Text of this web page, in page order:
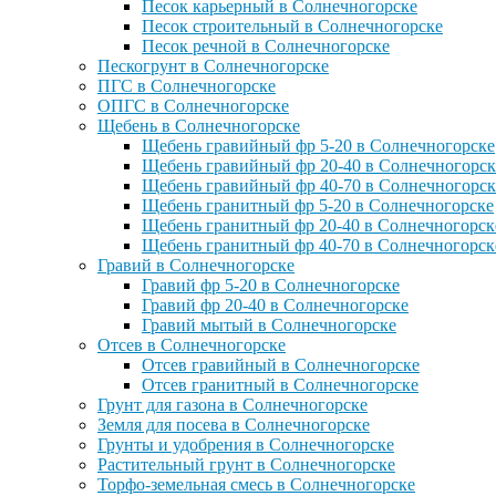
Песок карьерный в Солнечногорске
Песок строительный в Солнечногорске
Песок речной в Солнечногорске
Пескогрунт в Солнечногорске
ПГС в Солнечногорске
ОПГС в Солнечногорске
Щебень в Солнечногорске
Щебень гравийный фр 5-20 в Солнечногорске
Щебень гравийный фр 20-40 в
Щебень гравийный фр 40-70 в
Щебень гранитный фр 5-20 в Солнечногорске
Щебень гранитный фр 20-40 в
Щебень гранитный фр 40-70 в
Гравий в Солнечногорске
Гравий фр 5-20 в Солнечногорске
Гравий фр 20-40 в Солнечногорске
Гравий мытый в Солнечногорске
Отсев в Солнечногорске
Отсев гравийный в Солнечногорске
Отсев гранитный в Солнечногорске
Грунт для газона в Солнечногорске
Земля для посева в Солнечногорске
Грунты и удобрения в Солнечногорске
Растительный грунт в Солнечногорске
Торфо-земельная смесь в Солнечногорске